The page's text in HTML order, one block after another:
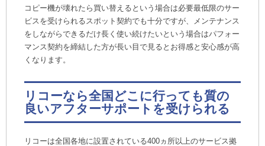
コピー機が壊れたら買い替えるという場合は必要最低限のサー
ビスを受けられるスポット契約でも十分ですが、メンテナンス
をしながらできるだけ長く使い続けたいという場合はパフォー
マンス契約を締結した方が長い目で見るとお得感と安心感が高
くなります。
リコーなら全国どこに行っても質の
良いアフターサポートを受けられる
リコーは全国各地に設置されている400ヵ所以上のサービス拠